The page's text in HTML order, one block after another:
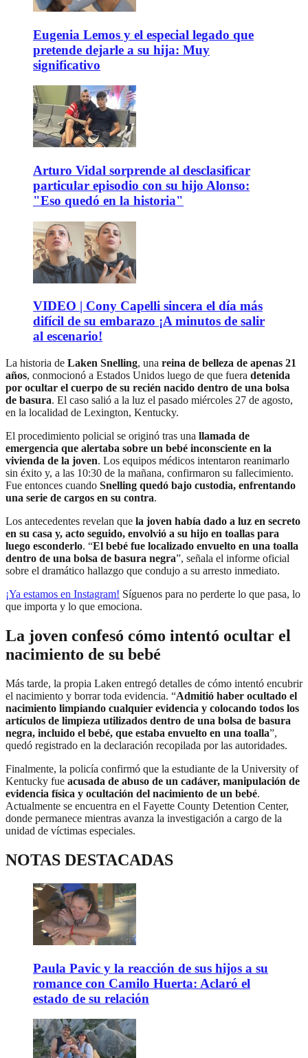
Eugenia Lemos y el especial legado que
pretende dejarle a su hija: Muy
significativo
Arturo Vidal sorprende al desclasificar
particular episodio con su hijo Alonso:
"Eso quedó en la historia"
VIDEO | Cony Capelli sincera el día más
difícil de su embarazo ¡A minutos de salir
al escenario!
La historia de Laken Snelling, una reina de belleza de apenas 21
años, conmocionó a Estados Unidos luego de que fuera detenida
por ocultar el cuerpo de su recién nacido dentro de una bolsa
de basura. El caso salió a la luz el pasado miércoles 27 de agosto,
en la localidad de Lexington, Kentucky.
El procedimiento policial se originó tras una llamada de
emergencia que alertaba sobre un bebé inconsciente en la
vivienda de la joven. Los equipos médicos intentaron reanimarlo
sin éxito y, a las 10:30 de la mañana, confirmaron su fallecimiento.
Fue entonces cuando Snelling quedó bajo custodia, enfrentando
una serie de cargos en su contra.
Los antecedentes revelan que la joven había dado a luz en secreto
en su casa y, acto seguido, envolvió a su hijo en toallas para
luego esconderlo. “El bebé fue localizado envuelto en una toalla
dentro de una bolsa de basura negra”, señala el informe oficial
sobre el dramático hallazgo que condujo a su arresto inmediato.
¡Ya estamos en Instagram! Síguenos para no perderte lo que pasa, lo
que importa y lo que emociona.
La joven confesó cómo intentó ocultar el
nacimiento de su bebé
Más tarde, la propia Laken entregó detalles de cómo intentó encubrir
el nacimiento y borrar toda evidencia. “Admitió haber ocultado el
nacimiento limpiando cualquier evidencia y colocando todos los
artículos de limpieza utilizados dentro de una bolsa de basura
negra, incluido el bebé, que estaba envuelto en una toalla”,
quedó registrado en la declaración recopilada por las autoridades.
Finalmente, la policía confirmó que la estudiante de la University of
Kentucky fue acusada de abuso de un cadáver, manipulación de
evidencia física y ocultación del nacimiento de un bebé.
Actualmente se encuentra en el Fayette County Detention Center,
donde permanece mientras avanza la investigación a cargo de la
unidad de víctimas especiales.
NOTAS DESTACADAS
Paula Pavic y la reacción de sus hijos a su
romance con Camilo Huerta: Aclaró el
estado de su relación